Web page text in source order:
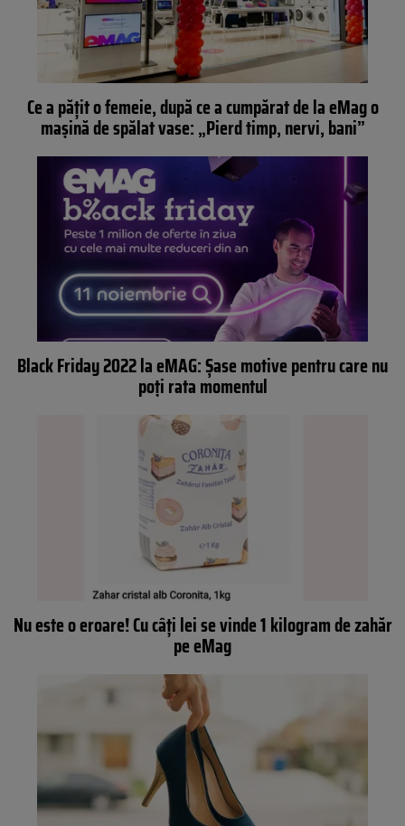
Ce a pățit o femeie, după ce a cumpărat de la eMag o
mașină de spălat vase: „Pierd timp, nervi, bani”
Black Friday 2022 la eMAG: Șase motive pentru care nu
poți rata momentul
Nu este o eroare! Cu câți lei se vinde 1 kilogram de zahăr
pe eMag